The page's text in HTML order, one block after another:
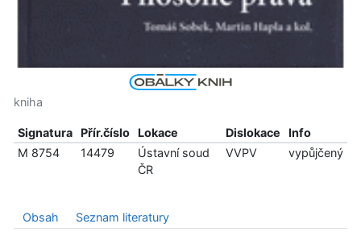
kniha
Signatura Přír.číslo Lokace Dislokace
Info
M 8754
14479
Ústavní soud
ČR
VVPV vypůjčený
Obsah Seznam literatury